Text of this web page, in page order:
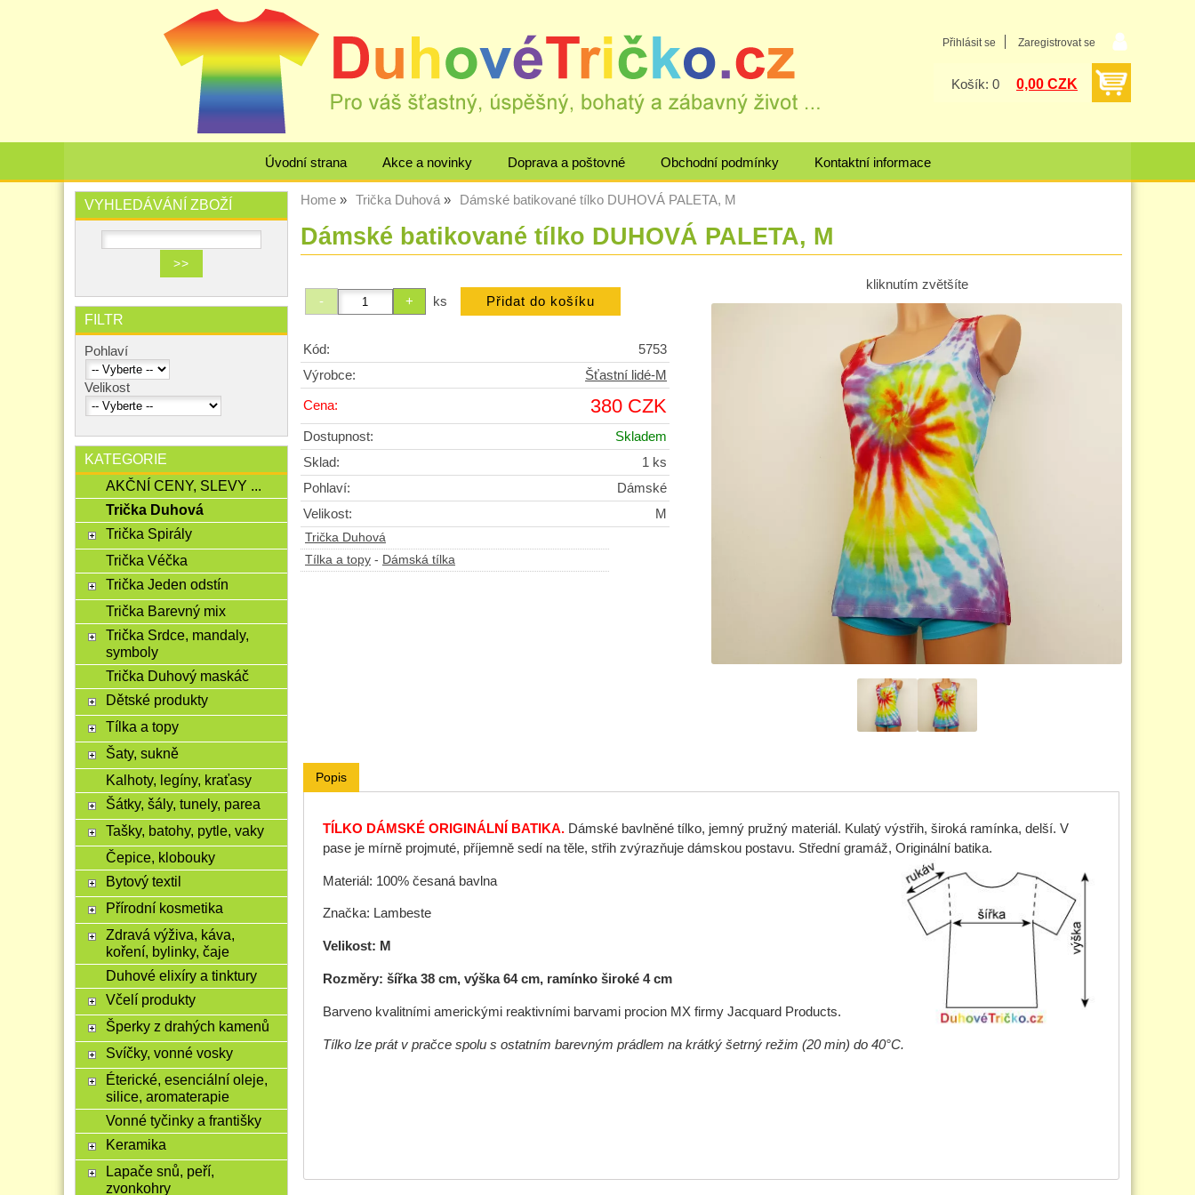
Přihlásit se Zaregistrovat se
Košík: 0 0,00 CZK
Úvodní strana Akce a novinky Doprava a poštovné Obchodní podmínky Kontaktní informace
Home Trička Duhová Dámské batikované tílko DUHOVÁ PALETA, M
Dámské batikované tílko DUHOVÁ PALETA, M
kliknutím zvětšíte
ks
Kód:
5753
Výrobce:
Šťastní lidé-M
Cena: 380 CZK
Dostupnost:
Skladem
Sklad:
1 ks
Pohlaví:
Dámské
Velikost:
M
Trička Duhová
Tílka a topy - Dámská tílka
Popis
TÍLKO DÁMSKÉ ORIGINÁLNÍ BATIKA. Dámské bavlněné tílko, jemný pružný materiál. Kulatý výstřih, široká ramínka, delší. V
pase je mírně projmuté, příjemně sedí na těle, střih zvýrazňuje dámskou postavu. Střední gramáž, Originální batika.
Materiál: 100% česaná bavlna
Značka: Lambeste
Velikost: M
Rozměry: šířka 38 cm, výška 64 cm, ramínko široké 4 cm
Barveno kvalitními americkými reaktivními barvami procion MX firmy Jacquard Products.
Tílko lze prát v pračce spolu s ostatním barevným prádlem na krátký šetrný režim (20 min) do 40°C.
VYHLEDÁVÁNÍ ZBOŽÍ
FILTR
Pohlaví
Velikost
KATEGORIE
AKČNÍ CENY, SLEVY ...
Trička Duhová
Trička Spirály
Trička Véčka
Trička Jeden odstín
Trička Barevný mix
Trička Srdce, mandaly,
symboly
Trička Duhový maskáč
Dětské produkty
Tílka a topy
Šaty, sukně
Kalhoty, legíny, kraťasy
Šátky, šály, tunely, parea
Tašky, batohy, pytle, vaky
Čepice, klobouky
Bytový textil
Přírodní kosmetika
Zdravá výživa, káva,
koření, bylinky, čaje
Duhové elixíry a tinktury
Včelí produkty
Šperky z drahých kamenů
Svíčky, vonné vosky
Éterické, esenciální oleje,
silice, aromaterapie
Vonné tyčinky a františky
Keramika
Lapače snů, peří,
zvonkohry